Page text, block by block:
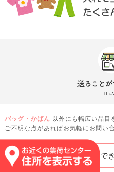
バッグ・かばん 以外にも幅広い品目
ご不明な点があればお気軽にお問い
送ることがで